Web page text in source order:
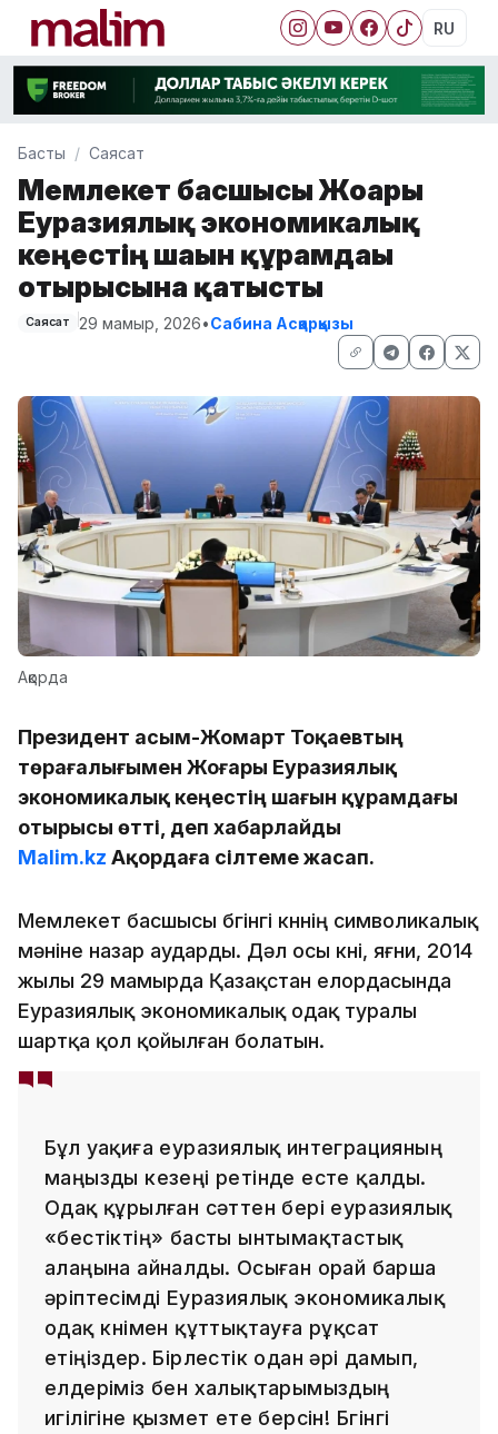
RU
Басты Саясат
Мемлекет басшысы Жоғары
Еуразиялық экономикалық
кеңестің шағын құрамдағы
отырысына қатысты
Саясат 29 мамыр, 2026•Сабина Асқарқызы
Ақорда
Президент Қасым-Жомарт Тоқаевтың
төрағалығымен Жоғары Еуразиялық
экономикалық кеңестің шағын құрамдағы
отырысы өтті, деп хабарлайды
Malim.kz Ақордаға сілтеме жасап.
Мемлекет басшысы бүгінгі күннің символикалық
мәніне назар аударды. Дәл осы күні, яғни, 2014
жылы 29 мамырда Қазақстан елордасында
Еуразиялық экономикалық одақ туралы
шартқа қол қойылған болатын.
Бұл уақиға еуразиялық интеграцияның
маңызды кезеңі ретінде есте қалды.
Одақ құрылған сәттен бері еуразиялық
«бестіктің» басты ынтымақтастық
алаңына айналды. Осыған орай барша
әріптесімді Еуразиялық экономикалық
одақ күнімен құттықтауға рұқсат
етіңіздер. Бірлестік одан әрі дамып,
елдеріміз бен халықтарымыздың
игілігіне қызмет ете берсін! Бүгінгі